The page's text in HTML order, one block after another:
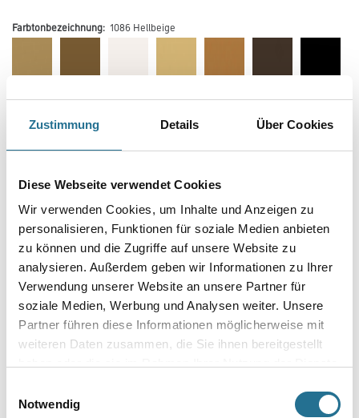
Zustimmung Details Über Cookies
Diese Webseite verwendet Cookies
Wir verwenden Cookies, um Inhalte und Anzeigen zu
personalisieren, Funktionen für soziale Medien anbieten
zu können und die Zugriffe auf unsere Website zu
analysieren. Außerdem geben wir Informationen zu Ihrer
Verwendung unserer Website an unsere Partner für
soziale Medien, Werbung und Analysen weiter. Unsere
Partner führen diese Informationen möglicherweise mit
weiteren Daten zusammen, die Sie ihnen bereitgestellt
Notwendig
Farbtonbezeichnung: 1086 Hellbeige
Länge in centimeter
Breite in centimeter
Gebinde